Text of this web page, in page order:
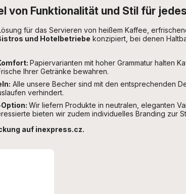
von Funktionalität und Stil für
für das Servieren von heißem Kaffee,
und Hotelbetriebe konzipiert, bei denen
Papiervarianten mit hoher Grammatur halten
Ihrer Getränke bewahren.
Alle unsere Becher sind mit den entsprechenden
verhindert.
Wir liefern Produkte in neutralen, eleganten
bieten wir zudem individuelles Branding zur
auf inexpress.cz.